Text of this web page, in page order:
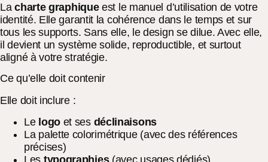
Lacharte graphiqueest le manuel d’utilisation de votre
identité. Elle garantit la cohérence dans le temps et sur
tous les supports. Sans elle, le design se dilue. Avec elle,
il devient un système solide, reproductible, et surtout
aligné à votre stratégie.
Ce qu’elle doit contenir
Elle doit inclure :
Le logo et ses déclinaisons
La palette colorimétrique (avec des références
précises)
Les typographies (avec usages dédiés)